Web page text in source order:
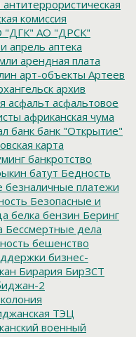
антитеррористическая
комиссия
"ДГК" АО "ДРСК"
апрель аптека
арендная плата
арт-объекты Артеев
архив
асфальт асфальтовое
африканская чума
банк банк "Открытие"
карта
банкротство
батут Бедность
безналичные платежи
Безопасные и
белка бензин Беринг
Бессмертные дела
бешенство
бизнес-
Бирария БирЗСТ
2
ТЭЦ
военный